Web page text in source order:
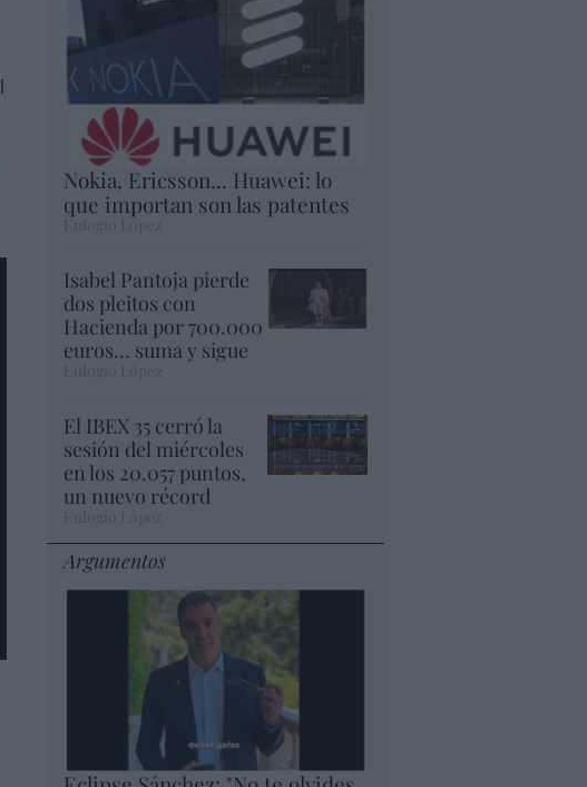
Nokia, Ericsson... Huawei: lo
que importan son las patentes
Eulogio López
Isabel Pantoja pierde
dos pleitos con
Hacienda por 700.000
euros... suma y sigue
El IBEX 35 cerró la
sesión del miércoles
en los 20.057 puntos,
un nuevo récord
Argumentos